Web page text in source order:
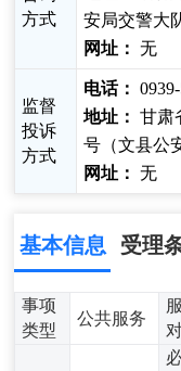
方式
安局交警大
网址： 无
监督
投诉
方式
电话：
地址： 甘肃
号（文县公
网址： 无
基本信息 受理
事项
类型
公共服务